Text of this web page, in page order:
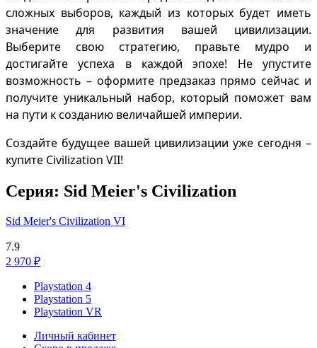
сложных выборов, каждый из которых будет иметь
значение для развития вашей цивилизации.
Выберите свою стратегию, правьте мудро и
достигайте успеха в каждой эпохе! Не упустите
возможность – оформите предзаказ прямо сейчас и
получите уникальный набор, который поможет вам
на пути к созданию величайшей империи.
Создайте будущее вашей цивилизации уже сегодня –
купите Civilization VII!
Серия: Sid Meier's Civilization
Sid Meier's Civilization VI
7.9
2 970 ₽
Playstation 4
Playstation 5
Playstation VR
Личный кабинет